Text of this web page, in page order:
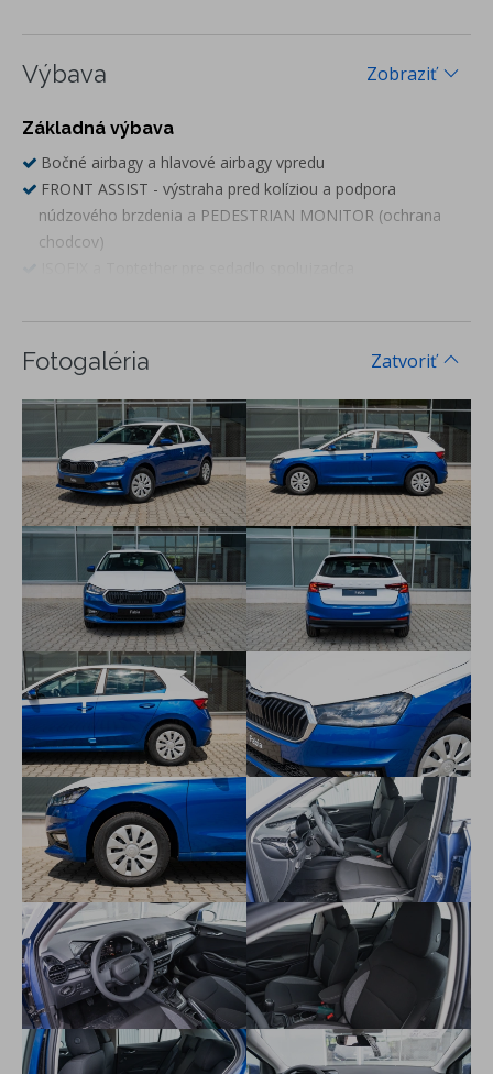
Zobraziť
Výbava
Základná výbava
Bočné airbagy a hlavové airbagy vpredu
FRONT ASSIST - výstraha pred kolíziou a podpora
núdzového brzdenia a PEDESTRIAN MONITOR (ochrana
chodcov)
LANE ASSIST - asistent udržiavania v jazdnom pruhu
EASY LIGHT ASSIST - svetelný senzor
DRIVER ALERT - asistent rozpoznania únavy a pozornosti
vodiča
LED hlavné svetlomety + LED denné svietenie
predné hmlové svetlomety
elektrické ovládanie okien vpredu
elektricky nastaviteľné a vyhrievané vonkajšie spätné zrkadlá
vo farbe vozidla
Čítanie dopravných značiek
kontrola tlaku v pneumatikách
2-ramenný PUR volant
parkovacie senzory vzadu
obmedzovač rýchlosti
manuálna klimatizácia
centrálne zamykanie s diaľkovým ovládaním (2 sklopné
kľúče)
infotaiment Škoda s 8" dotykovým displejom
DAB-digitálny rádiopríjem
Bluetooth
4 reproduktory vpredu
8" virtuálny kokpit
zadné sedadlo nedelené, zadné operadlá delené a sklopné
60:40
Funkčný paket: 3 stropné madlá (zadné s háčikmi), slnečné
clony s Make-up zrkadlom na strane vodiča a spolujzadca,
schránka na okuliare, lampičky na čítanie vpredu a vzadu
Tyre Fit - súprava na opravu pneumatík
oceľové disky kolies 5,5J x 15" s krytmi CALLISTO (185/65
Zatvoriť
Fotogaléria